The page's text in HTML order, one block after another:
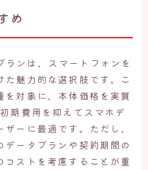
め
ンは、スマートフォンを
魅力的な選択肢です。こ
を対象に、本体価格を実質
期費用を抑えてスマホデ
ーに最適です。ただし、
ータプランや契約期間の
ストを考慮することが重